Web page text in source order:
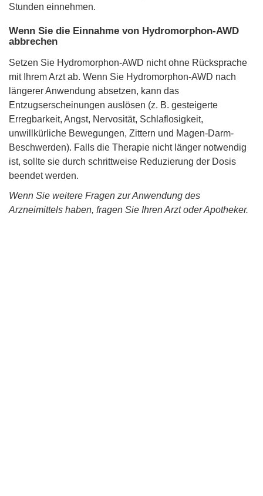
Stunden einnehmen.
Wenn Sie die Einnahme von Hydromorphon-AWD
abbrechen
Setzen Sie Hydromorphon-AWD nicht ohne Rücksprache
mit Ihrem Arzt ab. Wenn Sie Hydromorphon-AWD nach
längerer Anwendung absetzen, kann das
Entzugserscheinungen auslösen (z. B. gesteigerte
Erregbarkeit, Angst, Nervosität, Schlaflosigkeit,
unwillkürliche Bewegungen, Zittern und Magen-Darm-
Beschwerden). Falls die Therapie nicht länger notwendig
ist, sollte sie durch schrittweise Reduzierung der Dosis
beendet werden.
Wenn Sie weitere Fragen zur Anwendung des
Arzneimittels haben, fragen Sie Ihren Arzt oder Apotheker.